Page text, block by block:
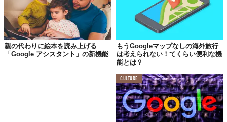
親の代わりに絵本を読み上げる
「Google アシスタント」の新機能
もうGoogleマップなしの海外旅行
は考えられない！てくらい便利な機
能とは？
CULTURE